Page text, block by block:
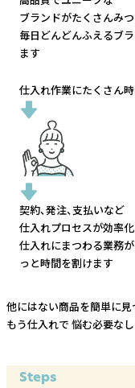
ブランドがたくさんみ
毎日どんどんふえるブ
ます
仕入れ作業にたくさん
契約、発注、支払いなど
仕入れプロセスが効率化
仕入れにまつわる業務
っと時間を割けます
他にはない商品を簡単に見
もう仕入れで 悩む必要なし
Steps